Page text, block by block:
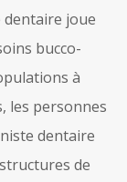
dentaire joue
bucco-
à
les personnes
dentaire
de